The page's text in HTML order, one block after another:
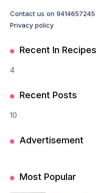
Contact us on 9414657245
Privacy policy
Recent In Recipes
4
Recent Posts
10
Advertisement
Most Popular